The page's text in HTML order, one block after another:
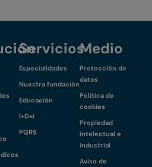
Servicios
Especialidades
Nuestra fundación
Educación
I+D+i
PQRS
Medio
Protección de
datos
Política de
cookies
Propiedad
intelectual e
industrial
Aviso de